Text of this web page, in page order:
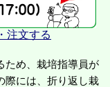
注文する
ため、栽培指導員が
際には、折り返し栽